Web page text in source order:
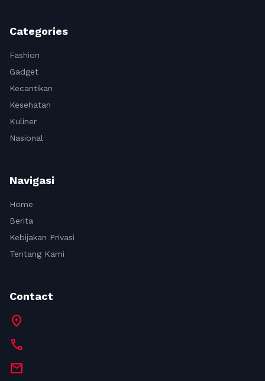
Categories
Fashion
Gadget
Kecantikan
Kesehatan
Kuliner
Nasional
Navigasi
Home
Berita
Kebijakan Privasi
Tentang Kami
Contact
location_on
call
mail